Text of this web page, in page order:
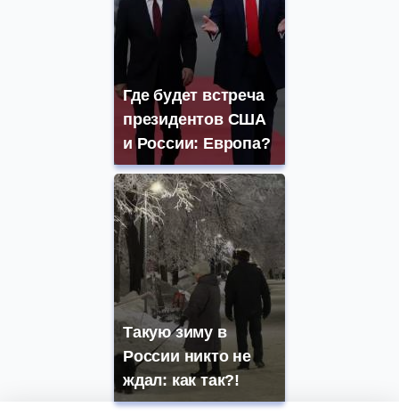
Где будет встреча
президентов США
и России: Европа?
Такую зиму в
России никто не
ждал: как так?!